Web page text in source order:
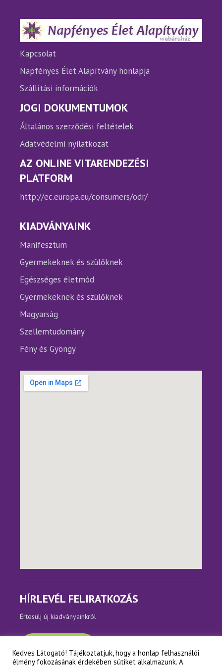
termékoldalon
választhatók
ki
Kapcsolat
Napfényes Élet Alapítvány honlapja
Szállítási információk
JOGI DOKUMENTUMOK
Általános szerződési feltételek
Adatvédelmi nyilatkozat
AZ ONLINE VITARENDEZÉSI
PLATFORM
http://ec.europa.eu/consumers/odr/
KIADVÁNYAINK
Manifesztum
Gyermekeknek és szülőknek
Egészséges életmód
Gyermekeknek és szülőknek
Magyarság
Szellemtudomány
Fény és Gyöngy
HÍRLEVÉL FELIRATKOZÁS
Értesülj új kiadványainkról
Kedves Látogató! Tájékoztatjuk, hogy a honlap felhasználói
élmény fokozásának érdekében sütiket alkalmazunk. A